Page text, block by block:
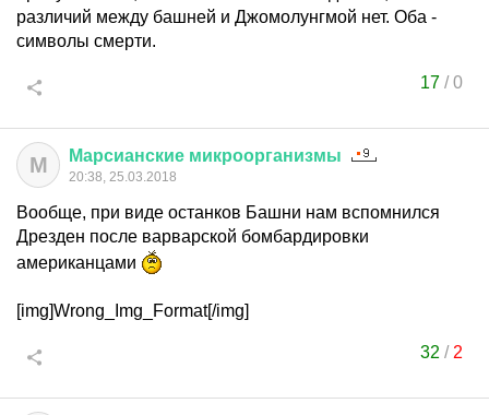
различий между башней и Джомолунгмой нет. Оба -
символы смерти.
17 /0
М Марсианские микроорганизмы
20:38, 25.03.2018
Вообще, при виде останков Башни нам вспомнился
Дрезден после варварской бомбардировки
американцами
[img]Wrong_Img_Format[/img]
32 / 2